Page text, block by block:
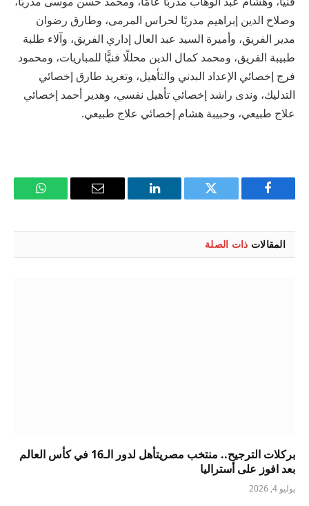
وصلاح الدين إبراهيم مدربًا لحراس المرمى، وطارق رضوان
مدير الفريق، وأميرة السيد عبد العال إداري الفريق، وآلاء طلبة
طبيبة الفريق، ومحمد كمال الدين محللًا فنيًّا للمباريات، ومحمود
فرج إخصائي الإعداد البدني والتأهيل، وتغريد طارق إخصائي
التدليك، وندى راشد إخصائي تأهيل نفسي، وهدير أحمد إخصائي
علاج طبيعي، وحبيبة هشام إخصائي علاج طبيعي.
فيسبوك تويتر لينكدإن
البريد
واتساب
المقالات ذات الصلة
بركلات الترجيح.. منتخب مصريتأهل لدور الـ16 في كأس العالم
بعد افوز على أستراليا
يوليو 4, 2026